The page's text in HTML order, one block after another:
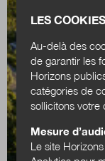
LES
Au-delà des
de garantir les
Horizons
catégories de
sollicitons votre
Mesure
Le site